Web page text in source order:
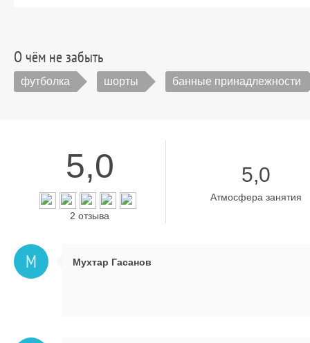
О чём не забыть
футболка шорты банные принадлежности
5,0
2 отзыва
5,0
Атмосфера занятия
М Мухтар Гасанов